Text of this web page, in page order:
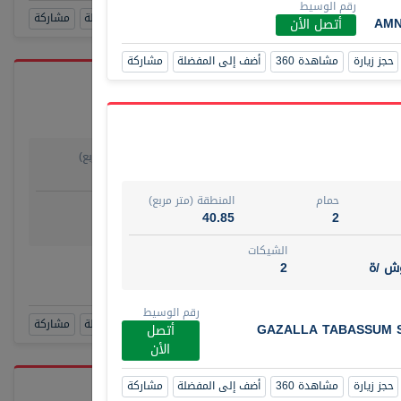
حجز زيارة أضف إلى المفضلة مشاركة
المنطقة (متر مربع)
/ة
الشيكات
4
حجز زيارة أضف إلى المفضلة مشاركة
رقم الوسيط
أتصل الأن
حجز زيارة مشاهدة 360 أضف إلى المفضلة مشاركة
حمام
2
المنطقة (متر مربع)
40.85
/ة
الشيكات
2
GAZALLA TABASSUM
رقم الوسيط
أتصل
الأن
حجز زيارة مشاهدة 360 أضف إلى المفضلة مشاركة